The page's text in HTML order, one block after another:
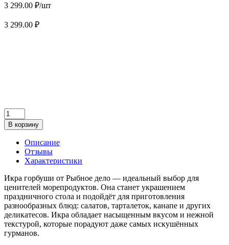
3 299.00 ₽/шт
3 299.00 ₽
В корзину
Описание
Отзывы
Характеристики
Икра горбуши от Рыбное дело — идеальный выбор для
ценителей морепродуктов. Она станет украшением
праздничного стола и подойдёт для приготовления
разнообразных блюд: салатов, тарталеток, канапе и других
деликатесов. Икра обладает насыщенным вкусом и нежной
текстурой, которые порадуют даже самых искушённых
гурманов.